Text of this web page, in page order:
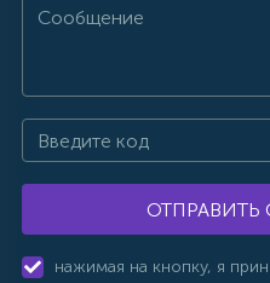
нажимая на кнопку, я